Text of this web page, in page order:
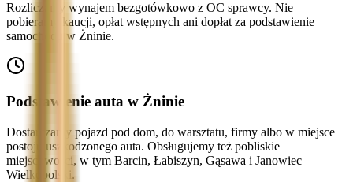
Rozliczamy wynajem bezgotówkowo z OC sprawcy. Nie
pobieramy kaucji, opłat wstępnych ani dopłat za podstawienie
samochodu w Żninie.
Podstawienie auta w Żninie
Dostarczamy pojazd pod dom, do warsztatu, firmy albo w miejsce
postoju uszkodzonego auta. Obsługujemy też pobliskie
miejscowości, w tym Barcin, Łabiszyn, Gąsawa i Janowiec
Wielkopolski.